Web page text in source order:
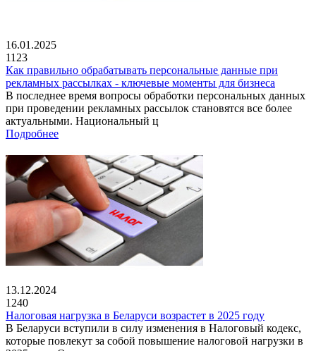
16.01.2025
1123
Как правильно обрабатывать персональные данные при
рекламных рассылках - ключевые моменты для бизнеса
В последнее время вопросы обработки персональных данных
при проведении рекламных рассылок становятся все более
актуальными. Национальный ц
Подробнее
13.12.2024
1240
Налоговая нагрузка в Беларуси возрастет в 2025 году
В Беларуси вступили в силу изменения в Налоговый кодекс,
которые повлекут за собой повышение налоговой нагрузки в